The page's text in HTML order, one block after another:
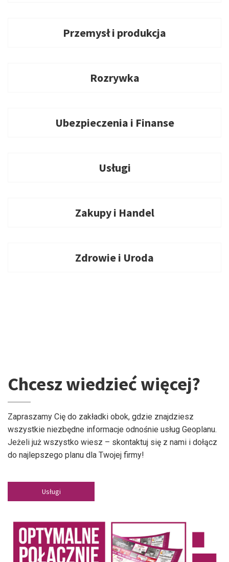
Przemysł i produkcja
Rozrywka
Ubezpieczenia i Finanse
Usługi
Zakupy i Handel
Zdrowie i Uroda
Chcesz wiedzieć więcej?
Zapraszamy Cię do zakładki obok, gdzie znajdziesz
wszystkie niezbędne informacje odnośnie usług Geoplanu.
Jeżeli już wszystko wiesz – skontaktuj się z nami i dołącz
do najlepszego planu dla Twojej firmy!
Usługi